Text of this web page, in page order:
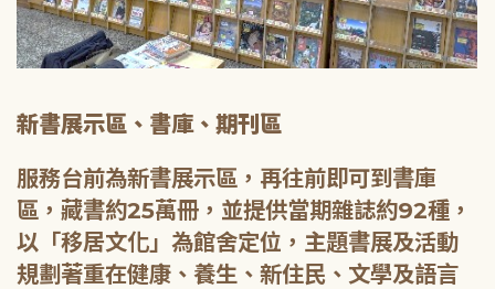
新書展示區、書庫、期刊區
服務台前為新書展示區，再往前即可到書庫
區，藏書約25萬冊，並提供當期雜誌約92種，
以「移居文化」為館舍定位，主題書展及活動
規劃著重在健康、養生、新住民、文學及語言